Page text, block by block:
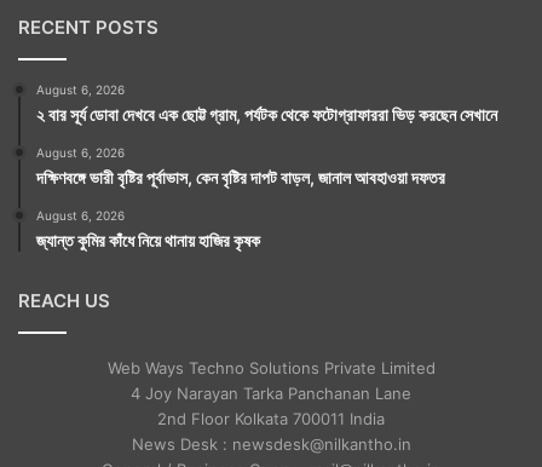
RECENT POSTS
August 6, 2026
২ বার সূর্য ডোবা দেখবে এক ছোট্ট গ্রাম, পর্যটক থেকে ফটোগ্রাফাররা ভিড় করছেন সেখানে
August 6, 2026
দক্ষিণবঙ্গে ভারী বৃষ্টির পূর্বাভাস, কেন বৃষ্টির দাপট বাড়ল, জানাল আবহাওয়া দফতর
August 6, 2026
জ্যান্ত কুমির কাঁধে নিয়ে থানায় হাজির কৃষক
REACH US
Web Ways Techno Solutions Private Limited
4 Joy Narayan Tarka Panchanan Lane
2nd Floor Kolkata 700011 India
News Desk : newsdesk@nilkantho.in